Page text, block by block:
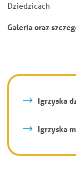
Dziedzicach
Galeria oraz
Igrzyska
Igrzyska